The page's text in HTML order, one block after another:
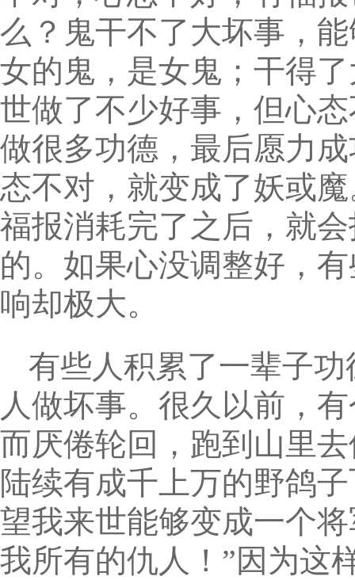
么？鬼干不了大坏事，
女的鬼，是女鬼；干得
世做了不少好事，但心
做很多功德，最后愿力
态不对，就变成了妖或
福报消耗完了之后，就
的。如果心没调整好，
响却极大。
有些人积累了一辈子
人做坏事。很久以前，
而厌倦轮回，跑到山里
陆续有成千上万的野鸽
望我来世能够变成一个
我所有的仇人！”因为这